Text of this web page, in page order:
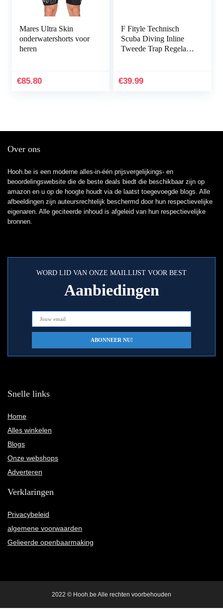
Mares Ultra Skin
onderwatershorts voor
heren
€85.80
F Fityle Technisch
Scuba Diving Inline
Tweede Trap Regelaar
€39.99
Over ons
Hooh.be is een moderne alles-in-één prijsvergelijkings- en
beoordelingswebsite die de beste deals biedt die beschikbaar zijn op
amazon en u op de hoogte houdt via de laatst toegevoegde blogs. Alle
afbeeldingen zijn auteursrechtelijk beschermd door hun respectievelijke
eigenaren. Alle geciteerde inhoud is afgeleid van hun respectievelijke
bronnen.
WORD LID VAN ONZE MAILLIJST VOOR BEST
Aanbiedingen
Snelle links
Home
Alles winkelen
Blogs
Onze webshops
Adverteren
Verklaringen
Privacybeleid
algemene voorwaarden
Gelieerde openbaarmaking
2022 © Hooh.be Alle rechten voorbehouden